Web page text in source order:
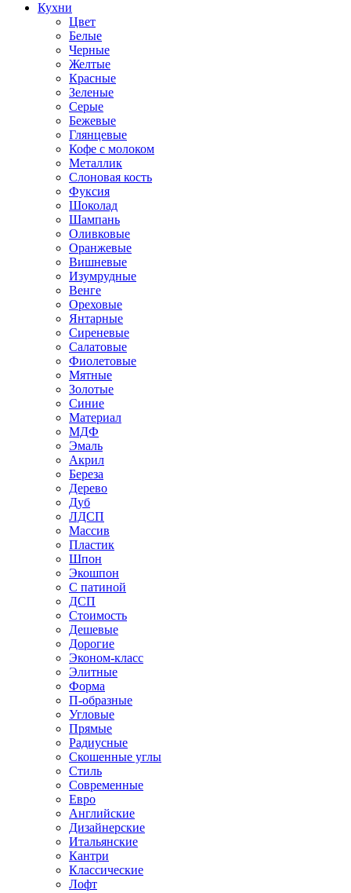
Кухни
Цвет
Белые
Черные
Желтые
Красные
Зеленые
Серые
Бежевые
Глянцевые
Кофе с молоком
Металлик
Слоновая кость
Фуксия
Шоколад
Шампань
Оливковые
Оранжевые
Вишневые
Изумрудные
Венге
Ореховые
Янтарные
Сиреневые
Салатовые
Фиолетовые
Мятные
Золотые
Синие
Материал
МДФ
Эмаль
Акрил
Береза
Дерево
Дуб
ЛДСП
Массив
Пластик
Шпон
Экошпон
С патиной
ДСП
Стоимость
Дешевые
Дорогие
Эконом-класс
Элитные
Форма
П-образные
Угловые
Прямые
Радиусные
Скошенные углы
Стиль
Современные
Евро
Английские
Дизайнерские
Итальянские
Кантри
Классические
Лофт